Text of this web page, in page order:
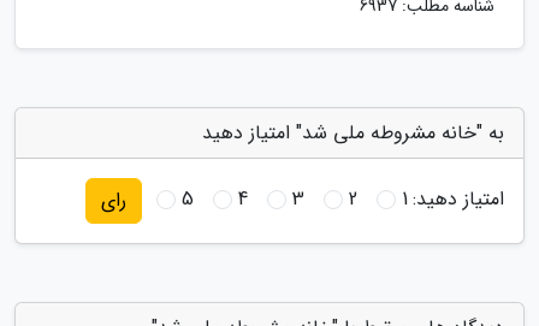
شناسه مطلب: 6937
به "خانه مشروطه ملی شد" امتیاز دهید
امتیاز دهید:1
2
3
4
5 رای